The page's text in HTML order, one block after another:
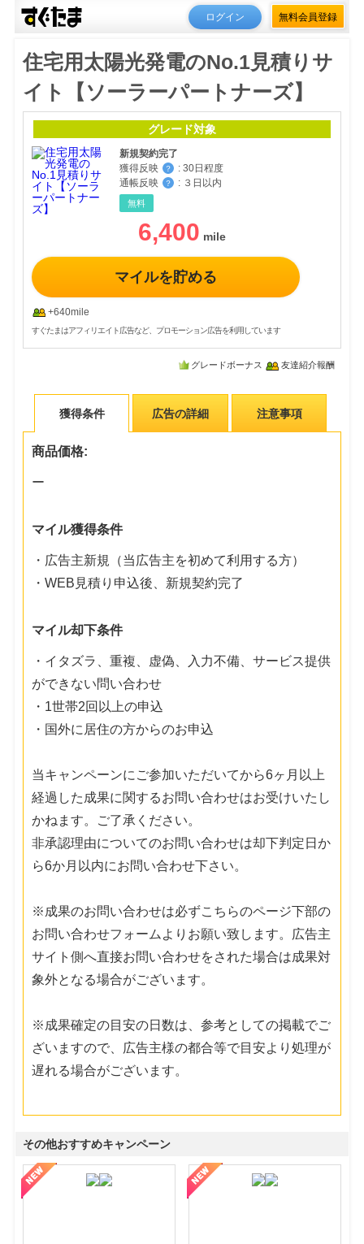
ログイン 無料会員登録
住宅用太陽光発電のNo.1見積りサ
イト【ソーラーパートナーズ】
グレード対象
新規契約完了
獲得反映
？ : 30日程度
通帳反映
？ : ３日以内
無料
6,400
マイルを貯める
+640mile
すぐたまはアフィリエイト広告など、プロモーション広告を利用しています
グレードボーナス 友達紹介報酬
獲得条件 広告の詳細 注意事項
商品価格:
ー
マイル獲得条件
・広告主新規（当広告主を初めて利用する方）
・WEB見積り申込後、新規契約完了
マイル却下条件
・イタズラ、重複、虚偽、入力不備、サービス提供
ができない問い合わせ
・1世帯2回以上の申込
・国外に居住の方からのお申込
当キャンペーンにご参加いただいてから6ヶ月以上
経過した成果に関するお問い合わせはお受けいたし
かねます。ご了承ください。
非承認理由についてのお問い合わせは却下判定日か
ら6か月以内にお問い合わせ下さい。
※成果のお問い合わせは必ずこちらのページ下部の
お問い合わせフォームよりお願い致します。広告主
サイト側へ直接お問い合わせをされた場合は成果対
象外となる場合がございます。
※成果確定の目安の日数は、参考としての掲載でご
ざいますので、広告主様の都合等で目安より処理が
遅れる場合がございます。
その他おすすめキャンペーン